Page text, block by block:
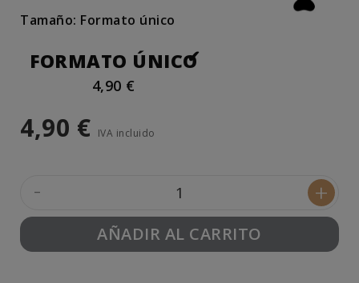
Tamaño: Formato único
FORMATO ÚNICO
4,90 €
4,90 € IVA incluido
- +
AÑADIR AL CARRITO